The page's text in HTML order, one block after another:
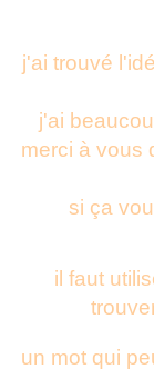
j'ai trouvé
j'ai
merci à vous
si ça
il faut
un mot qui